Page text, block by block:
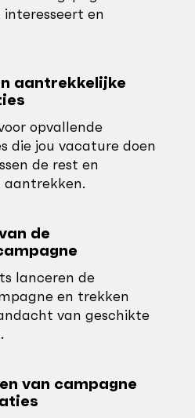
en
aantrekkelijke
opvallende
die jou vacature doen
de rest en
de
lanceren de
en trekken
van geschikte
van campagne